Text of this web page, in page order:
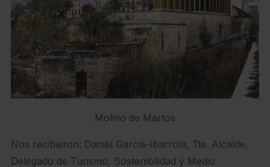
Molino de Martos
Nos recibieron: Daniel Garcia-Ibarrola, Tte. Alcalde,
Delegado de Turismo, Sostenibilidad y Medio